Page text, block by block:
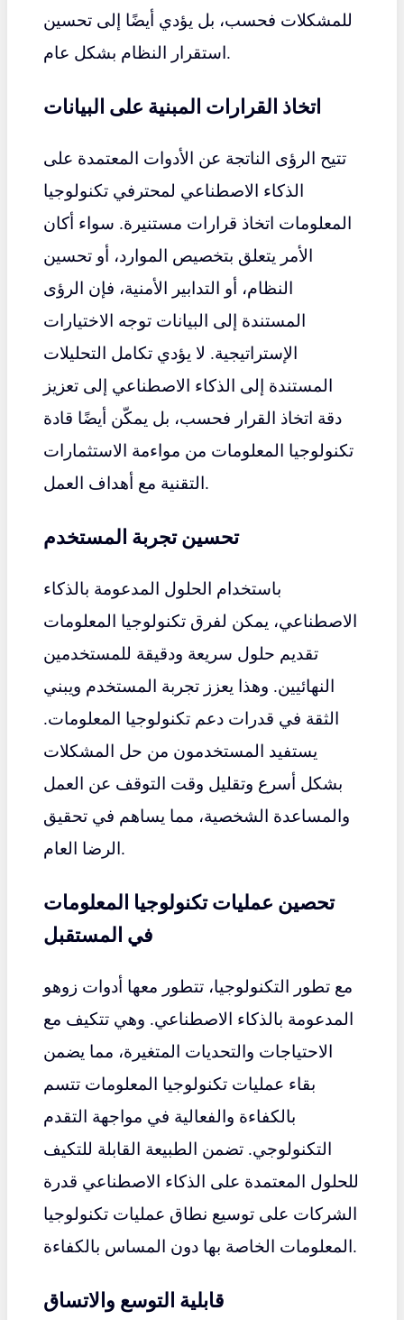
للمشكلات فحسب، بل يؤدي أيضًا إلى تحسين
استقرار النظام بشكل عام.
اتخاذ القرارات المبنية على البيانات
تتيح الرؤى الناتجة عن الأدوات المعتمدة على
الذكاء الاصطناعي لمحترفي تكنولوجيا
المعلومات اتخاذ قرارات مستنيرة. سواء أكان
الأمر يتعلق بتخصيص الموارد، أو تحسين
النظام، أو التدابير الأمنية، فإن الرؤى
المستندة إلى البيانات توجه الاختيارات
الإستراتيجية. لا يؤدي تكامل التحليلات
المستندة إلى الذكاء الاصطناعي إلى تعزيز
دقة اتخاذ القرار فحسب، بل يمكّن أيضًا قادة
تكنولوجيا المعلومات من مواءمة الاستثمارات
التقنية مع أهداف العمل.
تحسين تجربة المستخدم
باستخدام الحلول المدعومة بالذكاء
الاصطناعي، يمكن لفرق تكنولوجيا المعلومات
تقديم حلول سريعة ودقيقة للمستخدمين
النهائيين. وهذا يعزز تجربة المستخدم ويبني
الثقة في قدرات دعم تكنولوجيا المعلومات.
يستفيد المستخدمون من حل المشكلات
بشكل أسرع وتقليل وقت التوقف عن العمل
والمساعدة الشخصية، مما يساهم في تحقيق
الرضا العام.
تحصين عمليات تكنولوجيا المعلومات
في المستقبل
مع تطور التكنولوجيا، تتطور معها أدوات زوهو
المدعومة بالذكاء الاصطناعي. وهي تتكيف مع
الاحتياجات والتحديات المتغيرة، مما يضمن
بقاء عمليات تكنولوجيا المعلومات تتسم
بالكفاءة والفعالية في مواجهة التقدم
التكنولوجي. تضمن الطبيعة القابلة للتكيف
للحلول المعتمدة على الذكاء الاصطناعي قدرة
الشركات على توسيع نطاق عمليات تكنولوجيا
المعلومات الخاصة بها دون المساس بالكفاءة.
قابلية التوسع والاتساق